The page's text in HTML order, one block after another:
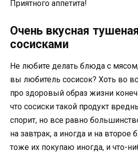
Приятного аппетита!
Очень вкусная
сосисками
Не любите делать блюда с
вы любитель сосисок? Хоть во
про здоровый образ жизни
что сосиски такой продукт
спорит, но все равно
на завтрак, а иногда и на
тоже их покупаю иногда, и что-